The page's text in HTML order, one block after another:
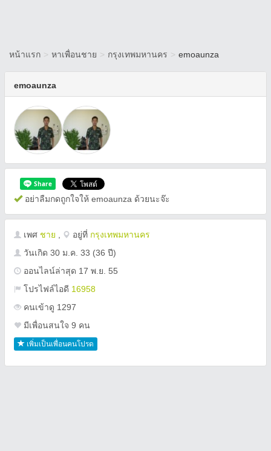
หน้าแรก > หาเพื่อนชาย > กรุงเทพมหานคร > emoaunza
emoaunza
อย่าลืมกดถูกใจให้ emoaunza ด้วยนะจ๊ะ
เพศ ชาย อยู่ที่ กรุงเทพมหานคร
วันเกิด 30 ม.ค. 33 (36 ปี)
ออนไลน์ล่าสุด 17 พ.ย. 55
โปรไฟล์ไอดี 16958
คนเข้าดู 1297
มีเพื่อนสนใจ 9 คน
เพิ่มเป็นเพื่อนคนโปรด